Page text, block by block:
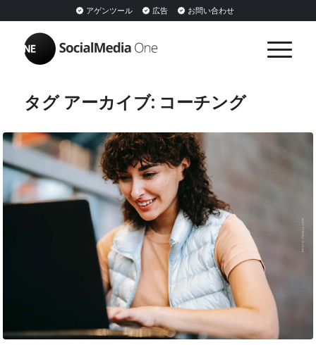
アゲンツール 広告 お問い合わせ
タグ アーカイブ: コーチング